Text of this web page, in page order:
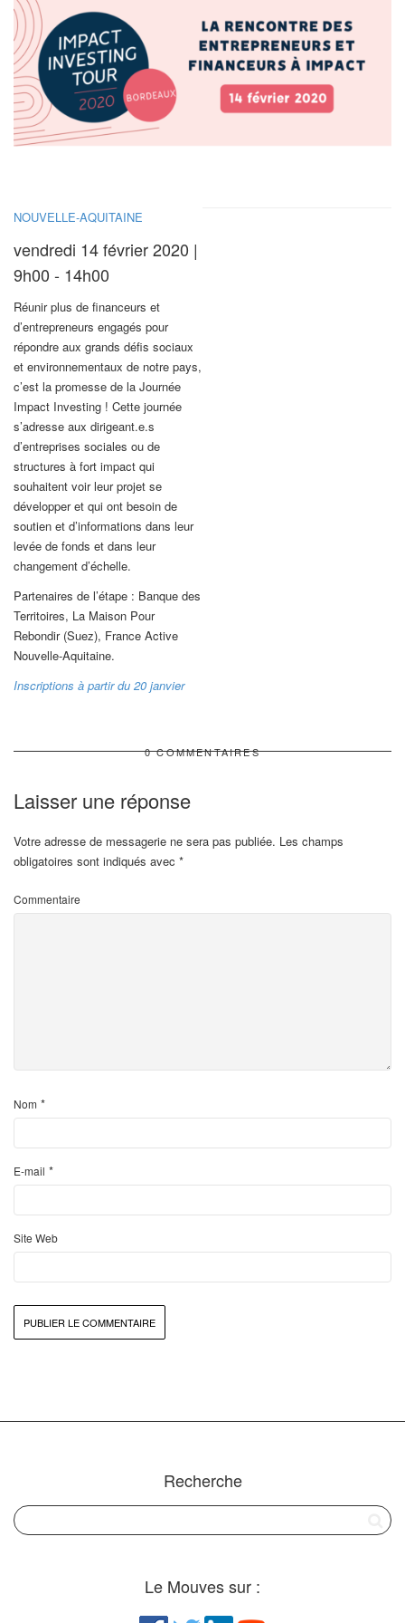
NOUVELLE-AQUITAINE
vendredi 14 février 2020 |
9h00 - 14h00
Réunir plus de financeurs et
d’entrepreneurs engagés pour
répondre aux grands défis sociaux
et environnementaux de notre pays,
c’est la promesse de la Journée
Impact Investing ! Cette journée
s’adresse aux dirigeant.e.s
d’entreprises sociales ou de
structures à fort impact qui
souhaitent voir leur projet se
développer et qui ont besoin de
soutien et d’informations dans leur
levée de fonds et dans leur
changement d’échelle.
Partenaires de l’étape : Banque des
Territoires, La Maison Pour
Rebondir (Suez), France Active
Nouvelle-Aquitaine.
Inscriptions à partir du 20 janvier
0 COMMENTAIRES
Laisser une réponse
Votre adresse de messagerie ne sera pas publiée. Les champs
obligatoires sont indiqués avec *
Commentaire
Nom *
E-mail *
Site Web
Recherche
Le Mouves sur :